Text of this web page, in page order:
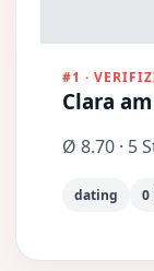
#1 ·
Clara
Ø 8.70 · 5
dating 0